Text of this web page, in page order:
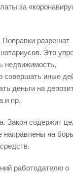
за
Поправки разрешат
Это
недвижимость,
совершать иные
деньги на
и пр.
Закон содержит
направлены на
работодателю о